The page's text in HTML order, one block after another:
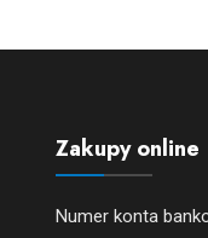
Zakupy online
Numer konta